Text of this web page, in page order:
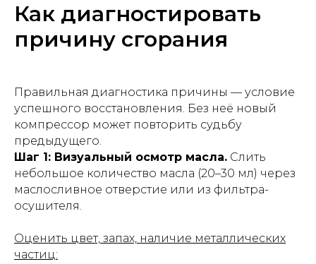
Как диагностировать
причину сгорания
Правильная диагностика причины — условие
успешного восстановления. Без неё новый
компрессор может повторить судьбу
предыдущего.
Шаг 1: Визуальный осмотр масла. Слить
небольшое количество масла (20–30 мл) через
маслосливное отверстие или из фильтра-
осушителя.
Оценить цвет, запах, наличие металлических
частиц: